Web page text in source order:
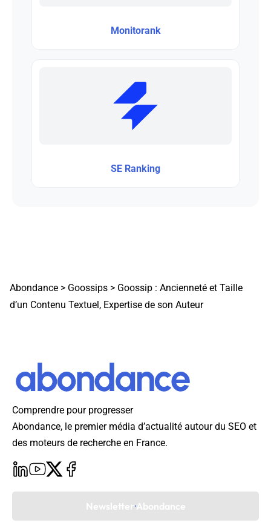
Monitorank
SE Ranking
Abondance > Goossips > Goossip : Ancienneté et Taille
d’un Contenu Textuel, Expertise de son Auteur
Comprendre pour progresser
Abondance, le premier média d’actualité autour du SEO et
des moteurs de recherche en France.
Newsletter Abondance